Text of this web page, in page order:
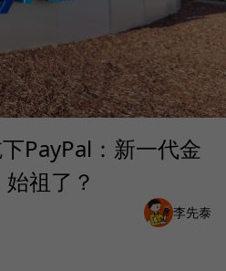
PayPal：新一代金
祖了？
李先泰